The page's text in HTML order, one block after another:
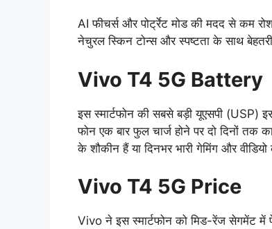
AI फीचर्स और पोर्ट्रेट मोड की मदद से कम
नेचुरल स्किन टोन्स और स्पष्टता के साथ
Vivo T4 5G Battery
इस स्मार्टफोन की सबसे बड़ी यूएसपी (USP)
फोन एक बार फुल चार्ज होने पर दो दिनों
के शौकीन हैं या दिनभर भारी गेमिंग और
Vivo T4 5G Price
Vivo ने इस स्मार्टफोन को मिड-रेंज सेगमेंट